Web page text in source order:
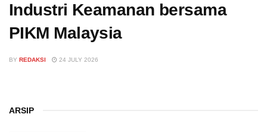
Industri Keamanan bersama
PIKM Malaysia
BY REDAKSI 24 JULY 2026
ARSIP